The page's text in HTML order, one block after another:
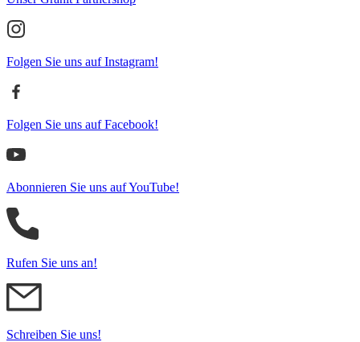
Folgen Sie uns auf Instagram!
Folgen Sie uns auf Facebook!
Abonnieren Sie uns auf YouTube!
Rufen Sie uns an!
Schreiben Sie uns!